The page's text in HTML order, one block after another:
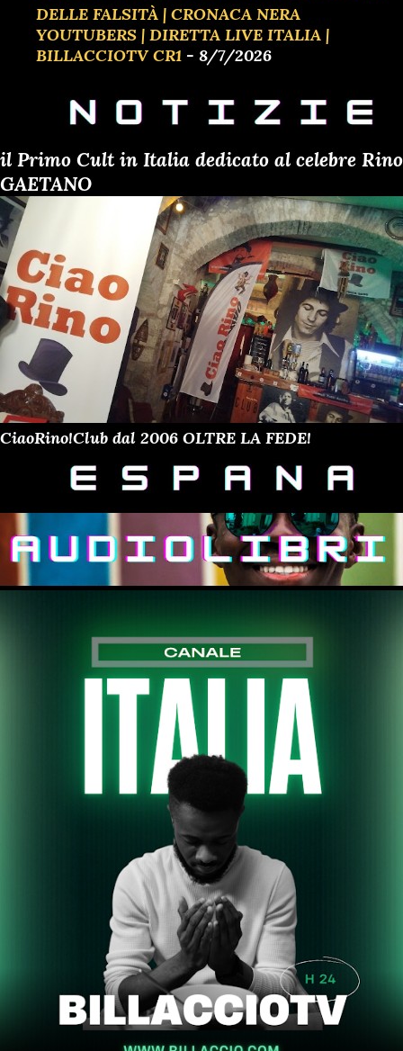
DELLE FALSITÀ | CRONACA NERA
YOUTUBERS | DIRETTA LIVE ITALIA |
BILLACCIOTV CR1 - 8/7/2026
il Primo Cult in Italia dedicato al celebre Rino
GAETANO
CiaoRino!Club dal 2006 OLTRE LA FEDE!